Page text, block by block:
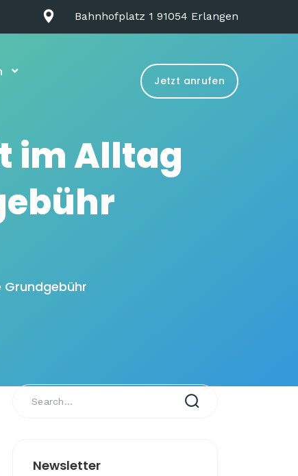
Bahnhofplatz 1 91054 Erlangen
Jetzt anrufen
im Alltag
Grundgebühr
Newsletter